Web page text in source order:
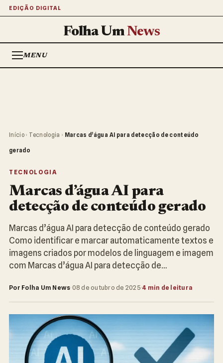
EDIÇÃO DIGITAL
Folha UmNews
MENU
Início › Tecnologia › Marcas d’água AI para detecção de conteúdo
gerado
TECNOLOGIA
Marcas d’água AI para
detecção de conteúdo gerado
Marcas d’água AI para detecção de conteúdo gerado
Como identificar e marcar automaticamente textos e
imagens criados por modelos de linguagem e imagem
com Marcas d’água AI para detecção de…
Por Folha Um News·08 de outubro de 2025·4 min de leitura